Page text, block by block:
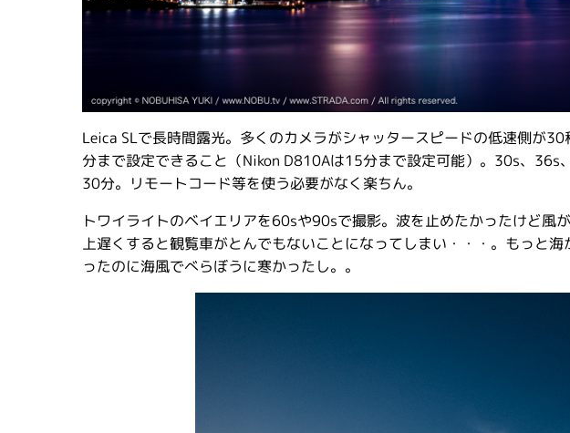
Leica SLで長時間露光。多くのカメラがシャッタースピードの低速側が
分まで設定できること（Nikon D810Aは15分まで設定可能）。30s、
30分。リモートコード等を使う必要がなく楽ちん。
トワイライトのベイエリアを60sや90sで撮影。波を止めたかったけど風
上遅くすると観覧車がとんでもないことになってしまい・・・。もっと
ったのに海風でべらぼうに寒かったし。。